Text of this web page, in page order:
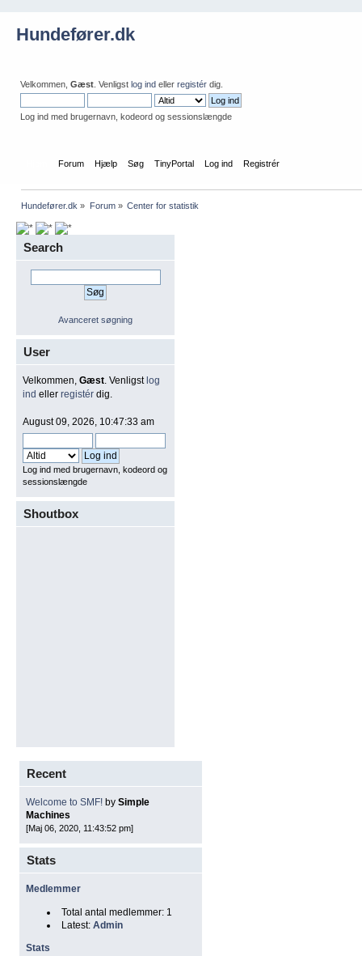
Hundefører.dk
Velkommen, Gæst . Venligst log ind eller registér dig.
Log ind med brugernavn, kodeord og sessionslængde
Forum Hjælp Søg TinyPortal Log ind Registrér
Hundefører.dk » Forum» Center for statistik
Search
Avanceret søgning
User
Velkommen, Gæst . Venligstlog
ind eller registér dig.
August 09, 2026, 10:47:33 am
Log ind med brugernavn, kodeord og
sessionslængde
Shoutbox
Recent
Welcome to SMF! by Simple
Machines
[Maj 06, 2020, 11:43:52 pm]
Stats
Medlemmer
Total antal medlemmer: 1
Latest: Admin
Stats